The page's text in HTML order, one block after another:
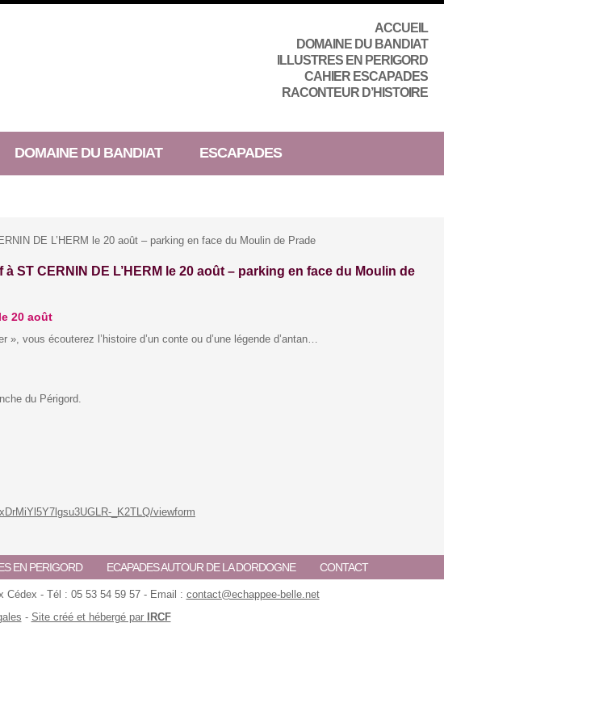
ACCUEIL
DOMAINE DU BANDIAT
ILLUSTRES EN PERIGORD
CAHIER ESCAPADES
RACONTEUR D’HISTOIRE
DOMAINE DU BANDIAT ESCAPADES
DE L’HERM le 20 août – parking en face du Moulin de Prade
ST CERNIN DE L’HERM le 20 août – parking en face du Moulin de
20 août
vous écouterez l’histoire d’un conte ou d’une légende d’antan…
du Périgord.
_K2TLQ/viewform
EN PERIGORD ECAPADES AUTOUR DE LA DORDOGNE CONTACT
Cédex - Tél : 05 53 54 59 57 - Email : contact@echappee-belle.net
- Site créé et hébergé par IRCF